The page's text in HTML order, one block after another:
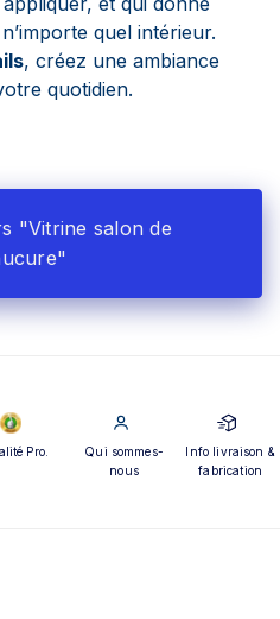
quel intérieur.
, créez une ambiance
quotidien.
"Vitrine salon de
Pro.
Qui sommes-
nous
Info livraison &
fabrication